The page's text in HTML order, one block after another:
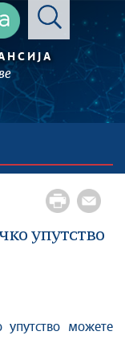
упутство
упутство можете